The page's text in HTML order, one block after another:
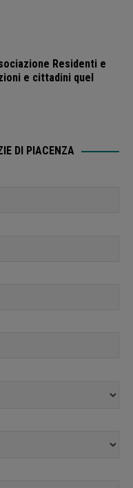
Residenti e
e cittadini quel
DI PIACENZA